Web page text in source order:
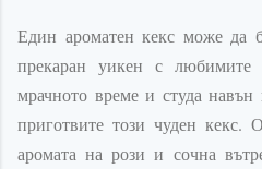
Един ароматен кекс може да
прекаран уикен с любимите
мрачното време и студа
приготвите този чуден кекс.
аромата на рози и сочна